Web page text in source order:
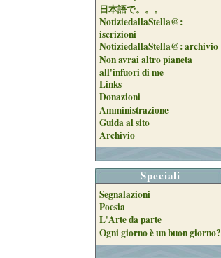
日本語で。。。
NotiziedallaStella@:
iscrizioni
NotiziedallaStella@: archivio
Non avrai altro pianeta
all'infuori di me
Links
Donazioni
Amministrazione
Guida al sito
Archivio
Speciali
Segnalazioni
Poesia
L'Arte da parte
Ogni giorno è un buon giorno?